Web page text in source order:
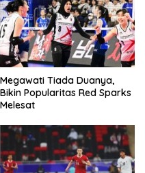
Megawati Tiada Duanya,
Bikin Popularitas Red Sparks
Melesat